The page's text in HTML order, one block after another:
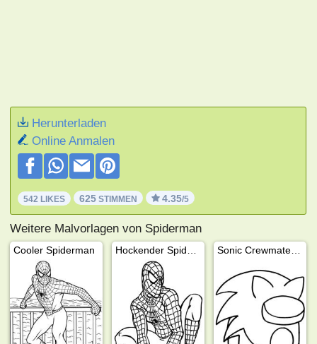
Herunterladen
Online Anmalen
542 LIKES 625 STIMMEN 4.35/5
Weitere Malvorlagen von Spiderman
Cooler Spiderman